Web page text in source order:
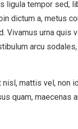
ligula tempor sed,
dictum a, metus
Vivamus urna quis
arcu
mattis vel, non
quam, maecenas